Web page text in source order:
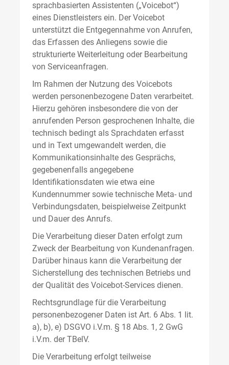
sprachbasierten Assistenten („Voicebot“)
eines Dienstleisters ein. Der Voicebot
unterstützt die Entgegennahme von Anrufen,
das Erfassen des Anliegens sowie die
strukturierte Weiterleitung oder Bearbeitung
von Serviceanfragen.
Im Rahmen der Nutzung des Voicebots
werden personenbezogene Daten verarbeitet.
Hierzu gehören insbesondere die von der
anrufenden Person gesprochenen Inhalte, die
technisch bedingt als Sprachdaten erfasst
und in Text umgewandelt werden, die
Kommunikationsinhalte des Gesprächs,
gegebenenfalls angegebene
Identifikationsdaten wie etwa eine
Kundennummer sowie technische Meta- und
Verbindungsdaten, beispielweise Zeitpunkt
und Dauer des Anrufs.
Die Verarbeitung dieser Daten erfolgt zum
Zweck der Bearbeitung von Kundenanfragen.
Darüber hinaus kann die Verarbeitung der
Sicherstellung des technischen Betriebs und
der Qualität des Voicebot-Services dienen.
Rechtsgrundlage für die Verarbeitung
personenbezogener Daten ist Art. 6 Abs. 1 lit.
a), b), e) DSGVO i.V.m. § 18 Abs. 1, 2 GwG
i.V.m. der TBelV.
Die Verarbeitung erfolgt teilweise